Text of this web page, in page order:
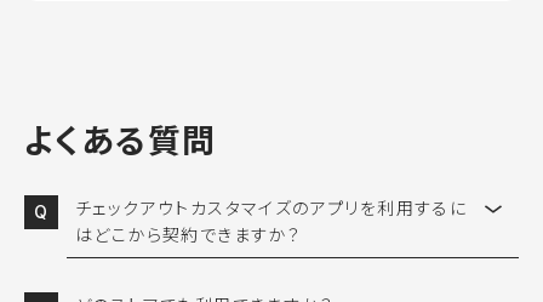
よくある質問
チェックアウトカスタマイズのアプリを利用するに
はどこから契約できますか？
が可能です。 BiNDecを導入されている事業者様は、専任担当者がアプ